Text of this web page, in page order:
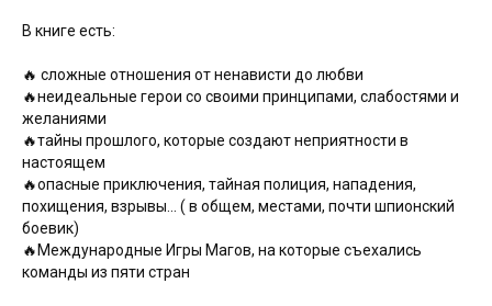
В книге есть:
🔥 сложные отношения от ненависти до любви
🔥неидеальные герои со своими принципами, слабостями и
желаниями
🔥тайны прошлого, которые создают неприятности в
настоящем
🔥опасные приключения, тайная полиция, нападения,
похищения, взрывы... ( в общем, местами, почти шпионский
боевик)
🔥Международные Игры Магов, на которые съехались
команды из пяти стран